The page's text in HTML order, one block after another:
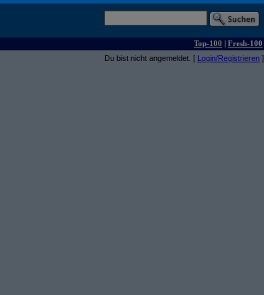
Top-100 | Fresh-100
Du bist nicht angemeldet. [ Login/Registrieren ]